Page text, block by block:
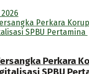
Perkara